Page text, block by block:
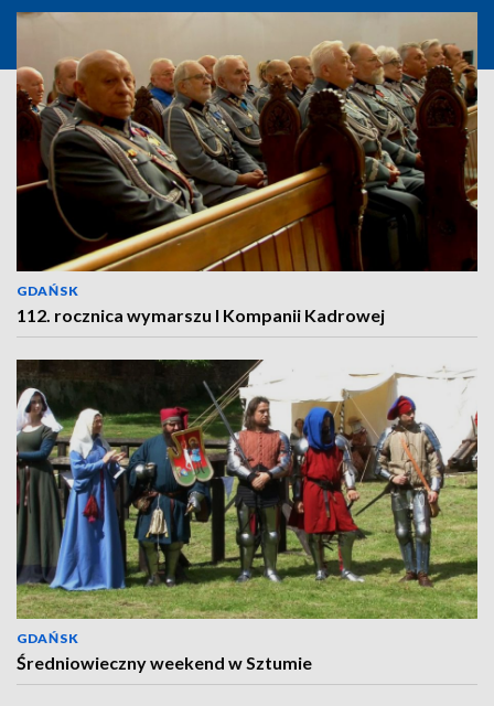
GDAŃSK
112. rocznica wymarszu I Kompanii Kadrowej
GDAŃSK
Średniowieczny weekend w Sztumie